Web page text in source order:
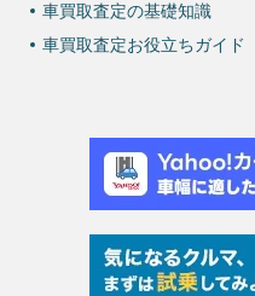
車買取査定の基礎知識
車買取査定お役立ちガイド